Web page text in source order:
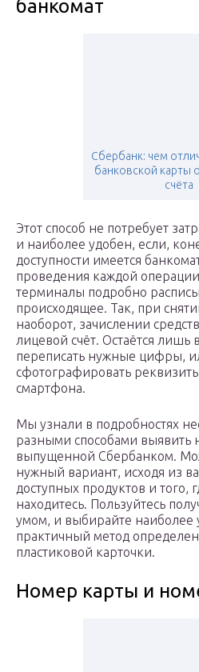
банкомат
Сбербанк: чем
банковской карты
счёта
Этот способ не потребует
и наиболее удобен, если,
доступности имеется
проведения каждой
терминалы подробно
происходящее. Так, при
наоборот, зачислении
лицевой счёт. Остаётся лишь
переписать нужные цифры,
сфотографировать
смартфона.
Мы узнали в подробностях
разными способами выявить
выпущенной Сбербанком.
нужный вариант, исходя из
доступных продуктов и того,
находитесь. Пользуйтесь
умом, и выбирайте
практичный метод
пластиковой карточки.
Номер карты и